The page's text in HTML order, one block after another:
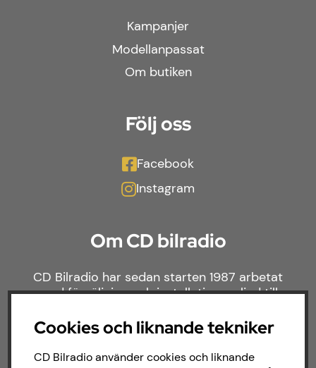
Kampanjer
Modellanpassat
Om butiken
Följ oss
Facebook
Instagram
Om CD bilradio
CD Bilradio har sedan starten 1987 arbetat
med försäljning och installation av ljud till
brett sortiment av billjud till alla typer av
bilmärken och behov.
Cookies och liknande tekniker
CD Bilradio använder cookies och liknande